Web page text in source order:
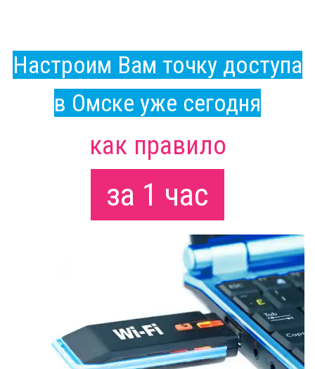
Настроим Вам точку доступа
в Омске уже сегодня
как правило
за 1 час